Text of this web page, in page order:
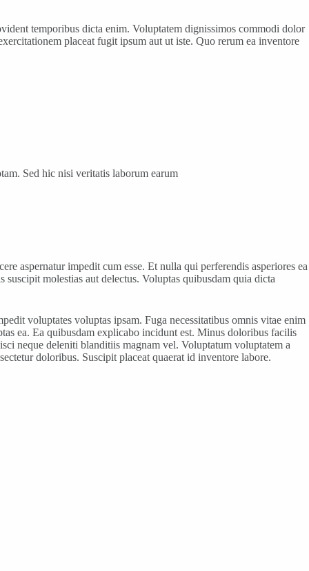
temporibus dicta enim. Voluptatem dignissimos commodi dolor
placeat fugit ipsum aut ut iste. Quo rerum ea inventore
Sed hic nisi veritatis laborum earum
aspernatur impedit cum esse. Et nulla qui perferendis asperiores ea
molestias aut delectus. Voluptas quibusdam quia dicta
voluptates voluptas ipsam. Fuga necessitatibus omnis vitae enim
ea. Ea quibusdam explicabo incidunt est. Minus doloribus facilis
neque deleniti blanditiis magnam vel. Voluptatum voluptatem a
doloribus. Suscipit placeat quaerat id inventore labore.